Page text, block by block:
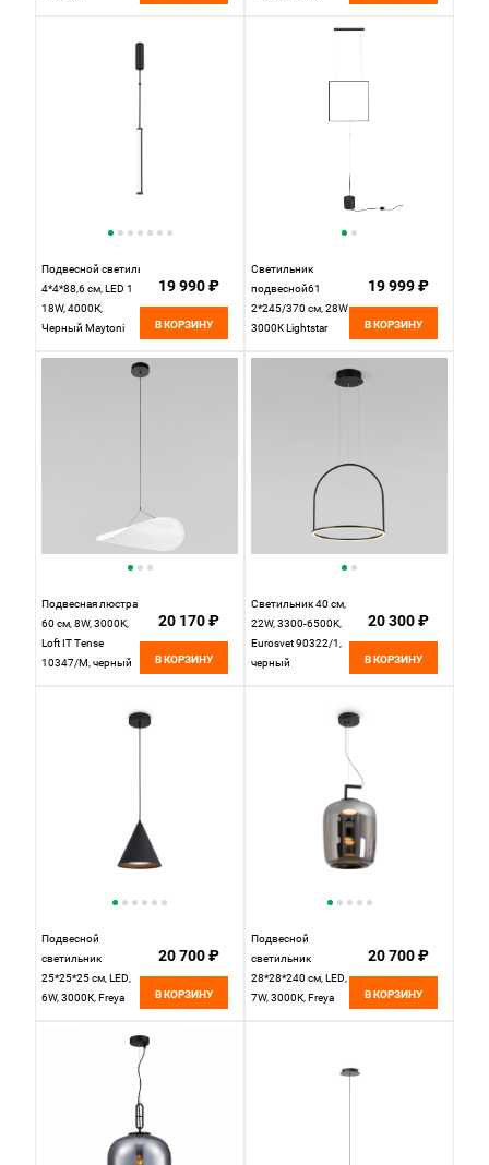
Подвесной светильник
4*4*88,6 см, LED 1
18W, 4000К,
Черный Maytoni
19 990 ₽
В КОРЗИНУ
Светильник
подвесной61
2*245/370 см, 28W
3000K Lightstar
19 999 ₽
В КОРЗИНУ
Подвесная люстра
60 см, 8W, 3000K,
Loft IT Tense
10347/M, черный
20 170 ₽
В КОРЗИНУ
Светильник 40 см,
22W, 3300-6500K,
Eurosvet 90322/1,
черный
20 300 ₽
В КОРЗИНУ
Подвесной
светильник
25*25*25 см, LED,
6W, 3000К, Freya
20 700 ₽
В КОРЗИНУ
Подвесной
светильник
28*28*240 см, LED,
7W, 3000К, Freya
20 700 ₽
В КОРЗИНУ